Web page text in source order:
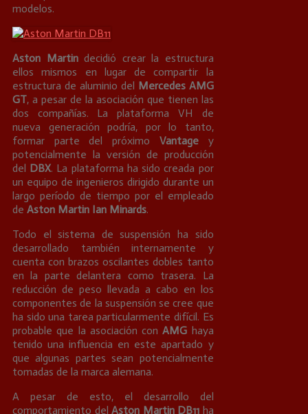
modelos.
Aston Martindecidió crear la estructura
ellos mismos en lugar de compartir la
estructura de aluminio del Mercedes AMG
GT, a pesar de la asociación que tienen las
dos compañías. La plataforma VH de
nueva generación podría, por lo tanto,
formar parte del próximo Vantagey
potencialmente la versión de producción
del DBX. La plataforma ha sido creada por
un equipo de ingenieros dirigido durante un
largo período de tiempo por el empleado
de Aston Martin Ian Minards.
Todo el sistema de suspensión ha sido
desarrollado también internamente y
cuenta con brazos oscilantes dobles tanto
en la parte delantera como trasera. La
reducción de peso llevada a cabo en los
componentes de la suspensión se cree que
ha sido una tarea particularmente difícil. Es
probable que la asociación conAMG haya
tenido una influencia en este apartado y
que algunas partes sean potencialmente
tomadas de la marca alemana.
A pesar de esto, el desarrollo del
comportamiento delAston Martin DB11 ha